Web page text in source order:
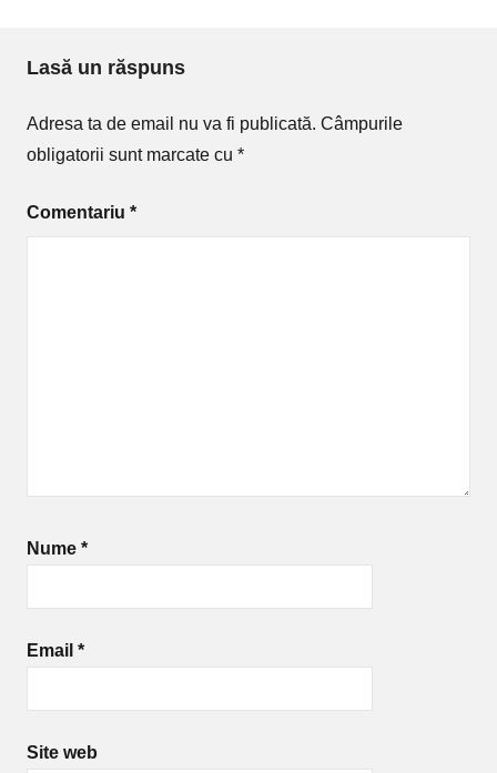
Lasă un răspuns
Adresa ta de email nu va fi publicată. Câmpurile
obligatorii sunt marcate cu *
Comentariu *
Nume *
Email *
Site web